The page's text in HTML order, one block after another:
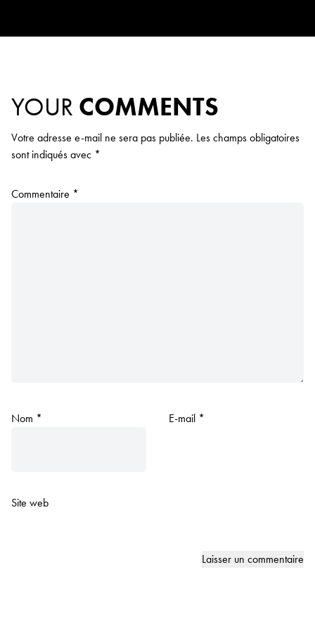
YOUR COMMENTS
Votre adresse e-mail ne sera pas publiée. Les champs obligatoires
sont indiqués avec *
Commentaire *
Nom * E-mail *
Site web